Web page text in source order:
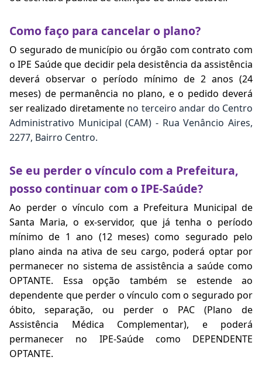
Como faço para cancelar o plano?
O segurado de município ou órgão com contrato com
o IPE Saúde que decidir pela desistência da assistência
deverá observar o período mínimo de 2 anos (24
meses) de permanência no plano, e o pedido deverá
ser realizado diretamente no terceiro andar do Centro
Administrativo Municipal (CAM) - Rua Venâncio Aires,
2277, Bairro Centro.
Se eu perder o vínculo com a Prefeitura,
posso continuar com o IPE-Saúde?
Ao perder o vínculo com a Prefeitura Municipal de
Santa Maria, o ex-servidor, que já tenha o período
mínimo de 1 ano (12 meses) como segurado pelo
plano ainda na ativa de seu cargo, poderá optar por
permanecer no sistema de assistência a saúde como
OPTANTE. Essa opção também se estende ao
dependente que perder o vínculo com o segurado por
óbito, separação, ou perder o PAC (Plano de
Assistência Médica Complementar), e poderá
permanecer no IPE-Saúde como DEPENDENTE
OPTANTE.